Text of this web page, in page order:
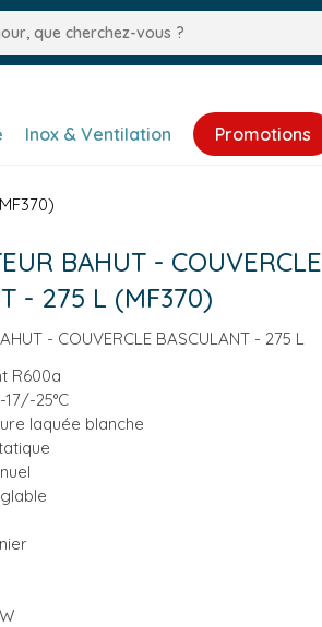
Inox & Ventilation Promotions
BAHUT - COUVERCLE
- 275 L (MF370)
- COUVERCLE BASCULANT - 275 L
R600a
25°C
laquée blanche